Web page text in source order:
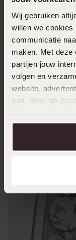
Wij gebruiken
willen we cookies
communicatie
maken. Met deze
partijen jouw
volgen en
website,
aan. Door op
over in ons
Andere